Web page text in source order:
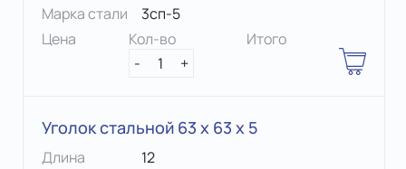
Марка стали
3сп-5
Цена
Кол-во
-
1 +
Итого
Уголок стальной 63 х 63 x 5
Длина
12